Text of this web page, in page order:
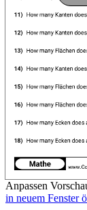
Anpassen
in neuem Fenster